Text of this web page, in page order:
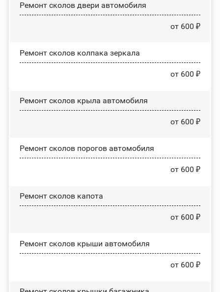
Ремонт сколов двери автомобиля
от 600 ₽
Ремонт сколов колпака зеркала
от 600 ₽
Ремонт сколов крыла автомобиля
от 600 ₽
Ремонт сколов порогов автомобиля
от 600 ₽
Ремонт сколов капота
от 600 ₽
Ремонт сколов крыши автомобиля
от 600 ₽